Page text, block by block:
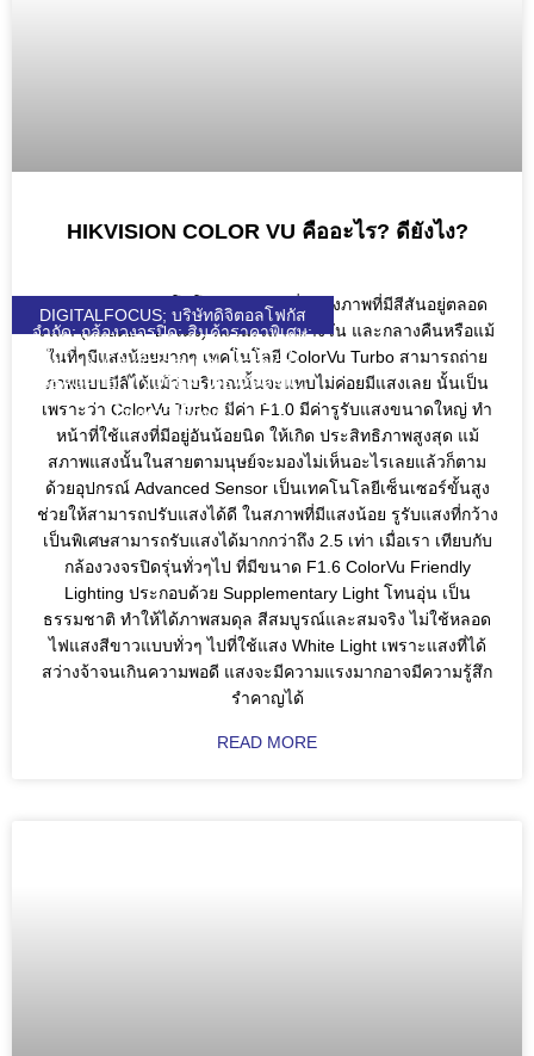
DIGITALFOCUS; บริษัทดิจิตอลโฟกัส
จำกัด; กล้องวงจรปิด; สินค้าราคาพิเศษ;
HIKVISION; UNIARCH; UNIVIEW;
WULIAN; ZKTECO; DJI; KEENON;
SEAGATE; VIVOTEK; VIEWSONIC;
DGF; SOLAR; SOLARCELL;
QUICKTRONL;
HIKVISION COLOR VU คืออะไร? ดียังไง?
Color VU คือ เทคโนโลยีจากกล้องที่แสดงภาพที่มีสีสันอยู่ตลอด
เวลา (ตลอด24 ชั่วโมง) ทั้งในเวลากลางวัน และกลางคืนหรือแม้
ในที่ๆมีแสงน้อยมากๆ เทคโนโลยี ColorVu Turbo สามารถถ่าย
ภาพแบบมีสีได้แม้ว่าบริเวณนั้นจะแทบไม่ค่อยมีแสงเลย นั้นเป็น
เพราะว่า ColorVu Turbo มีค่า F1.0 มีค่ารูรับแสงขนาดใหญ่ ทำ
หน้าที่ใช้แสงที่มีอยู่อันน้อยนิด ให้เกิด ประสิทธิภาพสูงสุด แม้
สภาพแสงนั้นในสายตามนุษย์จะมองไม่เห็นอะไรเลยแล้วก็ตาม
ด้วยอุปกรณ์ Advanced Sensor เป็นเทคโนโลยีเซ็นเซอร์ขั้นสูง
ช่วยให้สามารถปรับแสงได้ดี ในสภาพที่มีแสงน้อย รูรับแสงที่กว้าง
เป็นพิเศษสามารถรับแสงได้มากกว่าถึง 2.5 เท่า เมื่อเรา เทียบกับ
กล้องวงจรปิดรุ่นทั่วๆไป ที่มีขนาด F1.6 ColorVu Friendly
Lighting ประกอบด้วย Supplementary Light โทนอุ่น เป็น
ธรรมชาติ ทำให้ได้ภาพสมดุล สีสมบูรณ์และสมจริง ไม่ใช้หลอด
ไฟแสงสีขาวแบบทั่วๆ ไปที่ใช้แสง White Light เพราะแสงที่ได้
สว่างจ้าจนเกินความพอดี แสงจะมีความแรงมากอาจมีความรู้สึก
รำคาญได้
READ MORE